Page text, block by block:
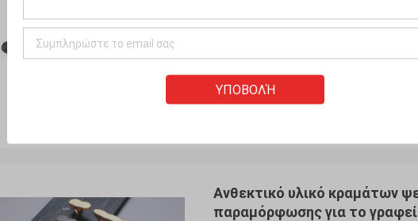
ΥΠΟΒΟΛΉ
Όνομα:
λαβές πορτών
Καλύτερη Τιμή
Ανθεκτικό υλικό κραμάτων
παραμόρφωσης για το